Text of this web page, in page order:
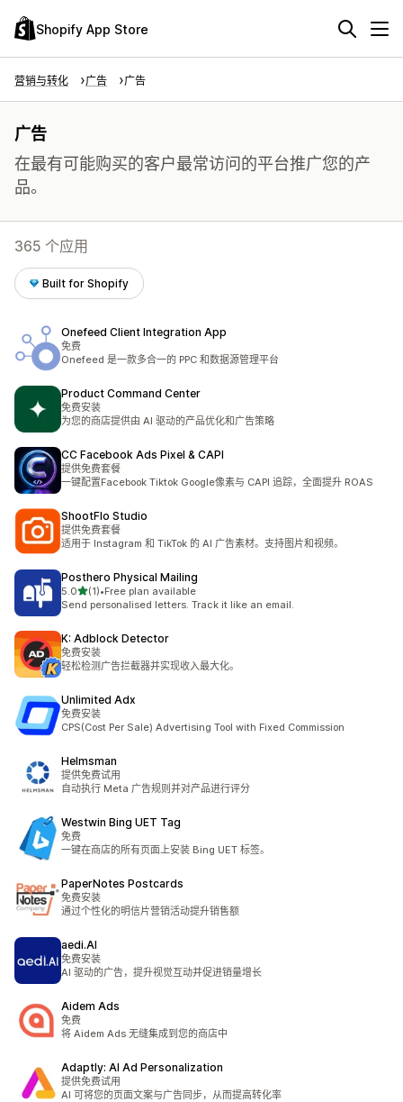
Shopify App Store
营销与转化 广告 广告
广告
在最有可能购买的客户最常访问的平台推广您的产
品。
365 个应用
Built for Shopify
Onefeed Client Integration App
免费
Onefeed 是一款多合一的 PPC 和数据源管理平台
Product Command Center
免费安装
为您的商店提供由 AI 驱动的产品优化和广告策略
CC Facebook Ads Pixel & CAPI
提供免费套餐
一键配置Facebook Tiktok Google像素与 CAPI 追踪，全面提升 ROAS
ShootFlo Studio
提供免费套餐
适用于 Instagram 和 TikTok 的 AI 广告素材。支持图片和视频。
Posthero Physical Mailing
5.0星（满分 5 星）
(1)
总共 1 条评论
•Free plan available
Send personalised letters. Track it like an email.
K: Adblock Detector
免费安装
轻松检测广告拦截器并实现收入最大化。
Unlimited Adx
免费安装
CPS(Cost Per Sale) Advertising Tool with Fixed Commission
Helmsman
提供免费试用
自动执行 Meta 广告规则并对产品进行评分
Westwin Bing UET Tag
免费
一键在商店的所有页面上安装 Bing UET 标签。
PaperNotes Postcards
免费安装
通过个性化的明信片营销活动提升销售额
aedi.AI
免费安装
AI 驱动的广告，提升视觉互动并促进销量增长
Aidem Ads
免费
将 Aidem Ads 无缝集成到您的商店中
Adaptly: AI Ad Personalization
提供免费试用
AI 可将您的页面文案与广告同步，从而提高转化率